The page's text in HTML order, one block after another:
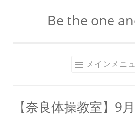
Be the one
メインメニ
【奈良体操教室】9